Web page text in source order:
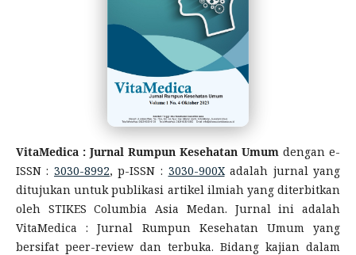
VitaMedica : Jurnal Rumpun Kesehatan Umumdengan e-
ISSN : 3030-8992, p-ISSN : 3030-900Xadalah jurnal yang
ditujukan untuk publikasi artikel ilmiah yang diterbitkan
oleh STIKES Columbia Asia Medan. Jurnal ini adalah
VitaMedica : Jurnal Rumpun Kesehatan Umum yang
bersifat peer-review dan terbuka. Bidang kajian dalam